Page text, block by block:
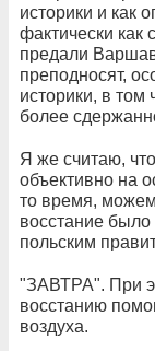
историки и как
фактически как
предали
преподносят,
историки, в том
более
Я же считаю,
объективно на
то время, можем
восстание было
польским
"ЗАВТРА". При
восстанию
воздуха.